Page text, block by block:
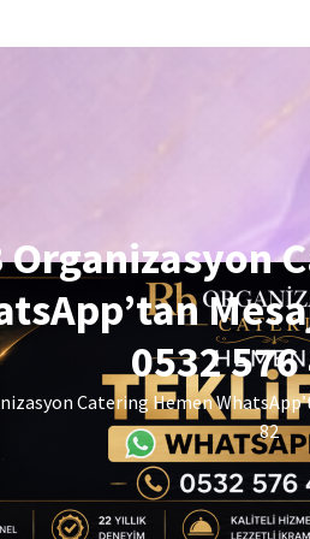
Organizasyon
0532 576
Catering Hemen
82